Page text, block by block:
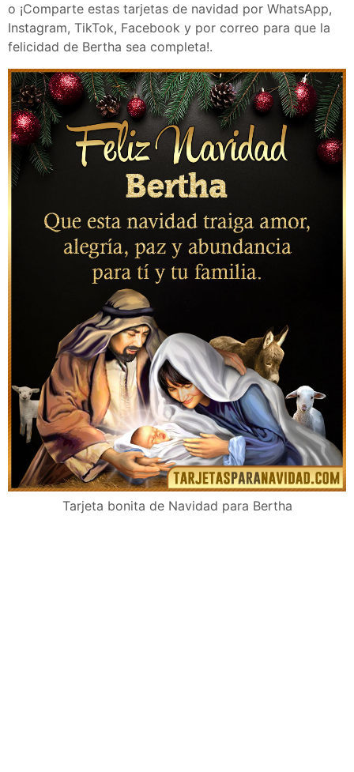
o ¡Comparte estas tarjetas de navidad por WhatsApp,
Instagram, TikTok, Facebook y por correo para que la
felicidad de Bertha sea completa!.
Tarjeta bonita de Navidad para Bertha